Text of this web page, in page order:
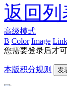
返回列
高级模式
B Color Image Link
您需要登录后才
本版积分规则 发